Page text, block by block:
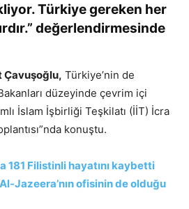
Türkiye gereken her
değerlendirmesinde
Çavuşoğlu, Türkiye’nin de
düzeyinde çevrim içi
İslam İşbirliği Teşkilatı (İİT) İcra
konuştu.
181 Filistinli hayatını kaybetti
Jazeera’nın ofisinin de olduğu